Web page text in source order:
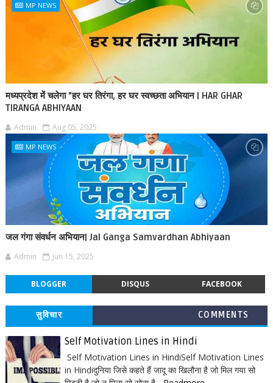
MP NEWS
मध्यप्रदेश में चलेगा "हर घर तिरंगा, हर घर स्वच्छता अभियान | HAR GHAR
TIRANGA ABHIYAAN
Admin Aug 05, 2025
MP NEWS
जल गंगा संवर्धन अभियान| Jal Ganga Samvardhan Abhiyaan
Admin Jun 15, 2025
BLOGGER DISQUS FACEBOOK
सुविचार COMMENTS
Self Motivation Lines in Hindi
Self Motivation Lines in HindiSelf Motivation Lines
in Hindiदुनिया जिसे कहते हैं जादू का खिलौना है जो मिल गया सो